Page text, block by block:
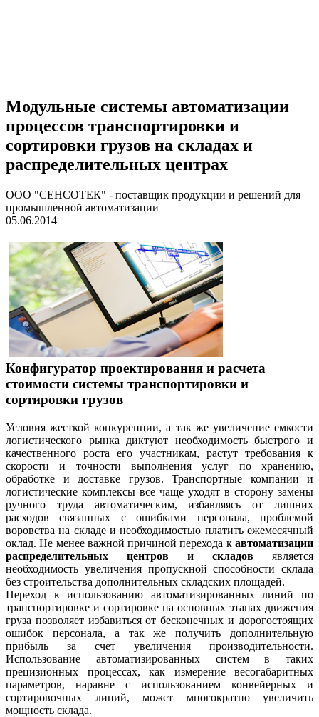
Модульные системы автоматизации
процессов транспортировки и
сортировки грузов на складах и
распределительных центрах
ООО "СЕНСОТЕК" - поставщик продукции и решений для
промышленной автоматизации
05.06.2014
Конфигуратор проектирования и расчета
стоимости системы транспортировки и
сортировки грузов
Условия жесткой конкуренции, а так же увеличение емкости
логистического рынка диктуют необходимость быстрого и
качественного роста его участникам, растут требования к
скорости и точности выполнения услуг по хранению,
обработке и доставке грузов. Транспортные компании и
логистические комплексы все чаще уходят в сторону замены
ручного труда автоматическим, избавляясь от лишних
расходов связанных с ошибками персонала, проблемой
воровства на складе и необходимостью платить ежемесячный
оклад. Не менее важной причиной перехода к автоматизации
распределительных центров и складов является
необходимость увеличения пропускной способности склада
без строительства дополнительных складских площадей.
Переход к использованию автоматизированных линий по
транспортировке и сортировке на основных этапах движения
груза позволяет избавиться от бесконечных и дорогостоящих
ошибок персонала, а так же получить дополнительную
прибыль за счет увеличения производительности.
Использование автоматизированных систем в таких
прецизионных процессах, как измерение весогабаритных
параметров, наравне с использованием конвейерных и
сортировочных линий, может многократно увеличить
мощность склада.